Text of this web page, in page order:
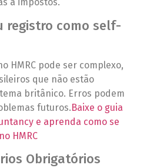
registro como self-
HMRC pode ser complexo,
que não estão
britânico. Erros podem
futuros.Baixe o guia
e aprenda como se
HMRC
Obrigatórios